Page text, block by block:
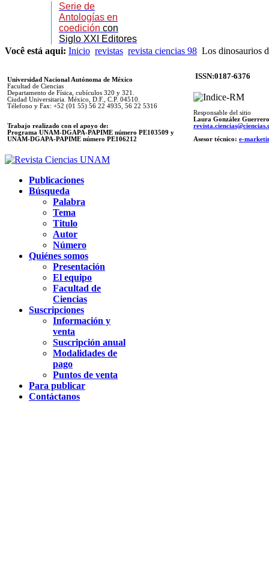
Serie de
Antologías en
coedición con
Siglo XXI Editores
Você está aqui: Inicio revistas revista ciencias 98 Los dinosaurios
Universidad Nacional Autónoma de México
Facultad de Ciencias
Departamento de Física, cubículos 320 y 321.
Ciudad Universitaria. México, D.F., C.P. 04510.
Télefono y Fax: +52 (01 55) 56 22 4935, 56 22 5316
Trabajo realizado con el apoyo de:
Programa UNAM-DGAPA-PAPIME número PE103509 y
UNAM-DGAPA-PAPIME número PE106212
ISSN:0187-6376
Responsable del sitio
Laura González Guerrero
Asesor técnico: e-
Publicaciones
Búsqueda
Palabra
Tema
Titulo
Autor
Número
Quiénes somos
Presentación
El equipo
Facultad de
Ciencias
Suscripciones
Información y
venta
Suscripción anual
Modalidades de
pago
Puntos de venta
Para publicar
Contáctanos